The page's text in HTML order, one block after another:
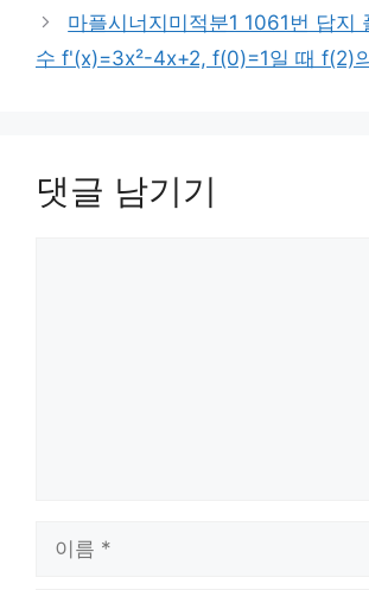
마플시너지미적분1 1061번 답지
수 f'(x)=3x²-4x+2, f(0)=1일 때 f(2)
댓글 남기기